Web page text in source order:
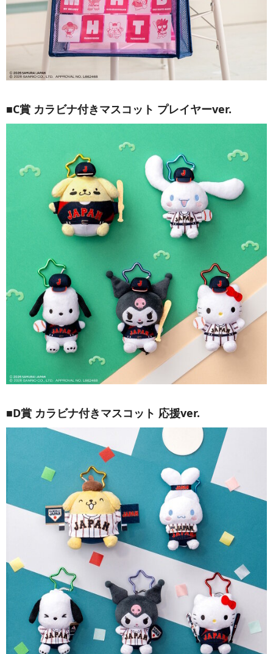
■C賞 カラビナ付きマスコット プレイヤーver.
■D賞 カラビナ付きマスコット 応援ver.